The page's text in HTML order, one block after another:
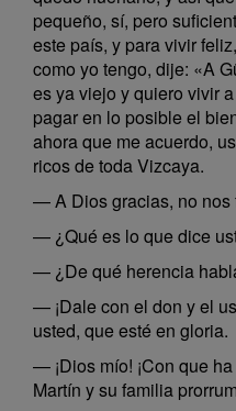
pequeño, sí, pero
este país, y para vivir
como yo tengo, dije: «A
es ya viejo y quiero vivir
pagar en lo posible el
ahora que me acuerdo,
ricos de toda Vizcaya.
— A Dios gracias, no nos
— ¿Qué es lo que dice
— ¿De qué herencia
— ¡Dale con el don y el
usted, que esté en gloria.
— ¡Dios mío! ¡Con que
Martín y su familia